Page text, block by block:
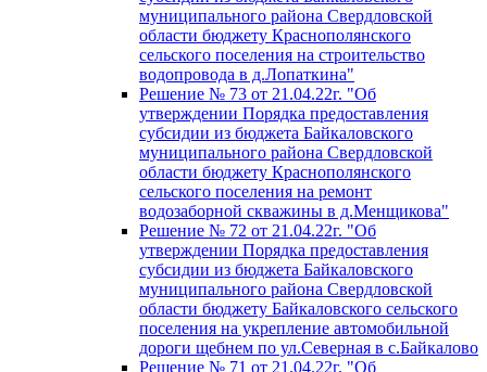
муниципального района Свердловской
области бюджету Краснополянского
сельского поселения на строительство
водопровода в д.Лопаткина"
Решение № 73 от 21.04.22г. "Об
утверждении Порядка предоставления
субсидии из бюджета Байкаловского
муниципального района Свердловской
области бюджету Краснополянского
сельского поселения на ремонт
водозаборной скважины в д.Менщикова"
Решение № 72 от 21.04.22г. "Об
утверждении Порядка предоставления
субсидии из бюджета Байкаловского
муниципального района Свердловской
области бюджету Байкаловского сельского
поселения на укрепление автомобильной
дороги щебнем по ул.Северная в с.Байкалово
Решение № 71 от 21.04.22г. "Об